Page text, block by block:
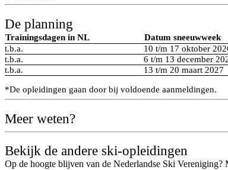
De planning
Trainingsdagen in NL Datum sneeuwweek
t.b.a.
10 t/m 17 oktober
t.b.a.
6 t/m 13 december
t.b.a.
13 t/m 20 maart 2027
*De opleidingen gaan door bij voldoende aanmeldingen.
Meer weten?
Bekijk de andere ski-opleidingen
Op de hoogte blijven van de Nederlandse Ski